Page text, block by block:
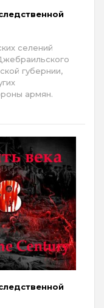
селений
губернии,
армян.